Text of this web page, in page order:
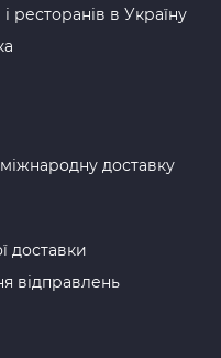
ресторанів в Україну
доставку
доставки
відправлень